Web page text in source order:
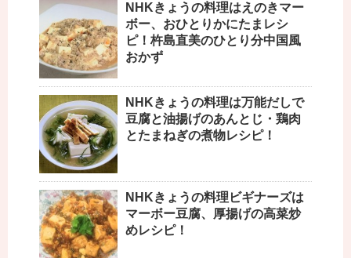
NHKきょうの料理はえのきマー
ボー、おひとりかにたまレシ
ピ！杵島直美のひとり分中国風
おかず
NHKきょうの料理は万能だしで
豆腐と油揚げのあんとじ・鶏肉
とたまねぎの煮物レシピ！
NHKきょうの料理ビギナーズは
マーボー豆腐、厚揚げの高菜炒
めレシピ！